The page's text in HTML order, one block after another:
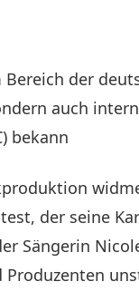
der
auch
bekann
der seine
Sängerin
Produzenten